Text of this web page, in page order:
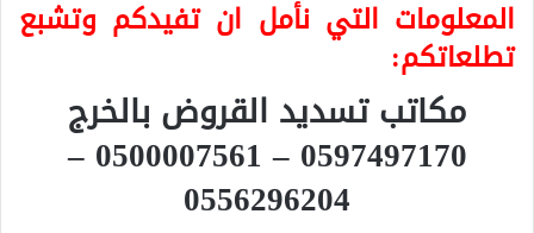
المعلومات التي نأمل ان تفيدكم وتشبع
تطلعاتكم:
مكاتب تسديد القروض بالخرج
0597497170 – 0500007561 –
0556296204